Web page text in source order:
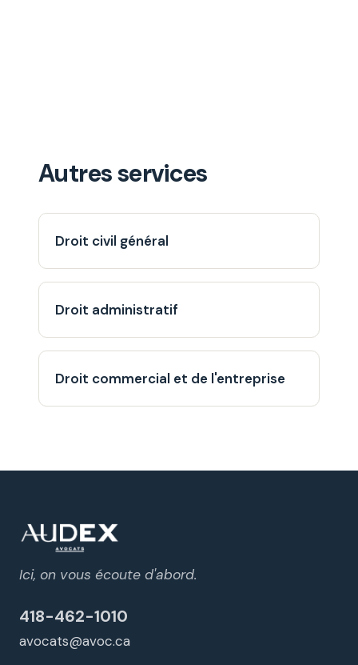
Autres services
Droit civil général
Droit administratif
Droit commercial et de l'entreprise
Ici, on vous écoute d'abord.
418-462-1010
avocats@avoc.ca